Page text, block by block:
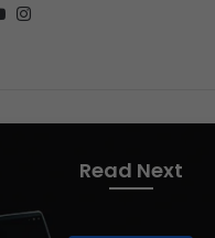
YouTube
Read Next